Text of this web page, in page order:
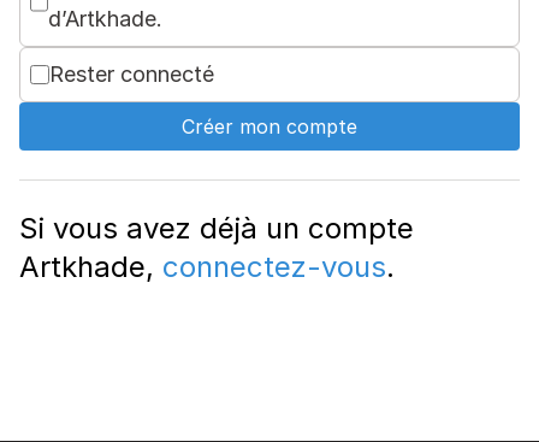
d’Artkhade.
Rester connecté
Créer mon compte
Si vous avez déjà un compte
Artkhade, connectez-vous.